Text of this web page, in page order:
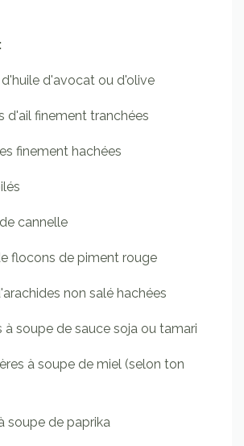
d'huile d'avocat ou d'olive
d'ail finement tranchées
finement hachées
cannelle
flocons de piment rouge
non salé hachées
à soupe de sauce soja ou tamari
à soupe de miel (selon ton
soupe de paprika